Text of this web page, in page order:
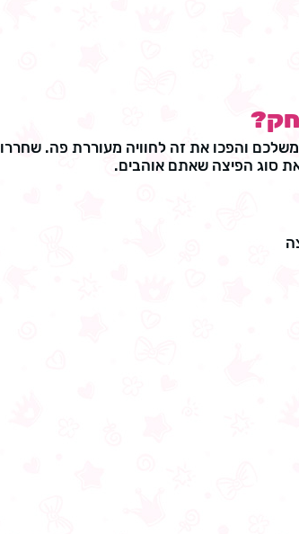
והפכו את זה לחוויה מעוררת פה. שחררו
סוג הפיצה שאתם אוהבים.